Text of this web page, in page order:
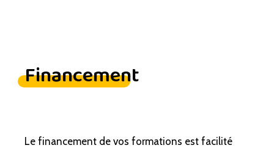
Financement
Le financement de vos formations est facilité